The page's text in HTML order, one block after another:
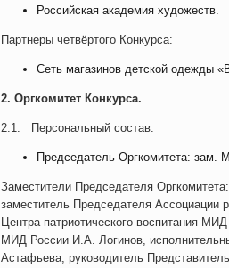
Российская академия художеств.
Партнеры четвёртого Конкурса:
Сеть магазинов детской одежды
2. Оргкомитет Конкурса.
2.1. Персональный состав:
Председатель Оргкомитета: зам.
Заместители Председателя
заместитель Председателя Ассоциации
Центра патриотического воспитания
МИД России И.А. Логинов,
Астафьева, руководитель